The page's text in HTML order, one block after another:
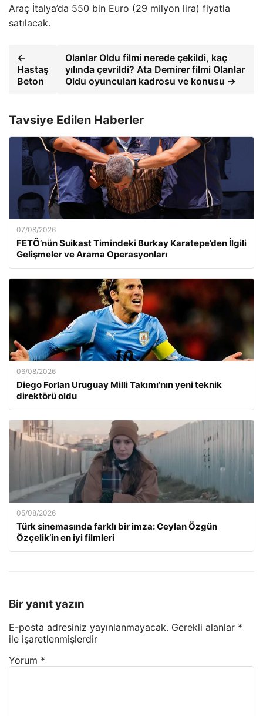
Araç İtalya’da 550 bin Euro (29 milyon lira) fiyatla
satılacak.
←
Hastaş
Beton
Olanlar Oldu filmi nerede çekildi, kaç
yılında çevrildi? Ata Demirer filmi Olanlar
Oldu oyuncuları kadrosu ve konusu →
Tavsiye Edilen Haberler
07/08/2026
FETÖ’nün Suikast Timindeki Burkay Karatepe’den İlgili
Gelişmeler ve Arama Operasyonları
06/08/2026
Diego Forlan Uruguay Milli Takımı’nın yeni teknik
direktörü oldu
05/08/2026
Türk sinemasında farklı bir imza: Ceylan Özgün
Özçelik’in en iyi filmleri
Bir yanıt yazın
E-posta adresiniz yayınlanmayacak. Gerekli alanlar *
ile işaretlenmişlerdir
Yorum *